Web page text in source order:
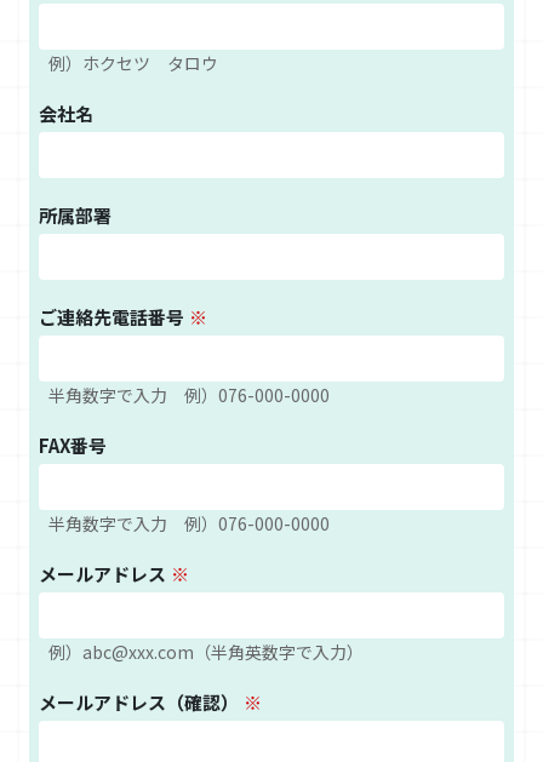
例）ホクセツ タロウ
会社名
所属部署
ご連絡先電話番号
半角数字で入力 例）076-000-0000
FAX番号
半角数字で入力 例）076-000-0000
メールアドレス
例）abc@xxx.com（半角英数字で入力）
メールアドレス（確認）